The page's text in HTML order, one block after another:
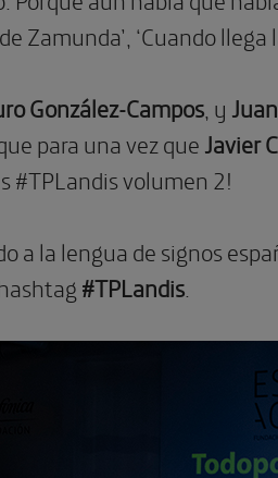
Zamunda’, ‘Cuando llega
González-Campos , y
para una vez queJavier
#TPLandis volumen 2!
a la lengua de signos
#TPLandis